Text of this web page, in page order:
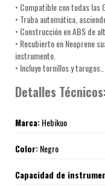
• Compatible con todas las
• Traba automática,
• Construcción en ABS de
• Recubierto en Neoprene
instrumento.
• Incluye tornillos y tarugos..
Detalles
Marca:Hebikuo
Color:Negro
Capacidad de